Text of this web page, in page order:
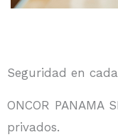
Seguridad en
ONCOR
privados.